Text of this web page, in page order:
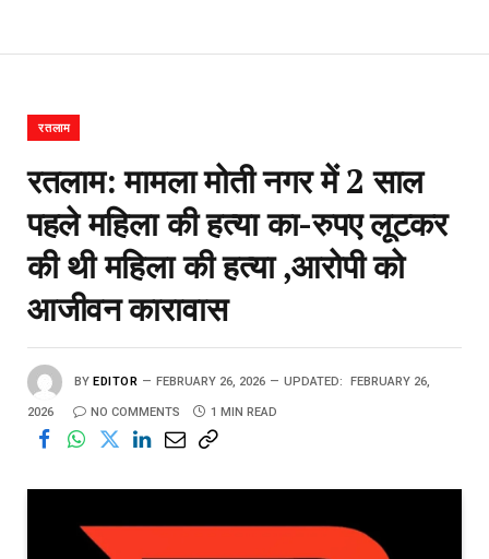
रतलाम
रतलाम: मामला मोती नगर में 2 साल
पहले महिला की हत्या का-रुपए लूटकर
की थी महिला की हत्या ,आरोपी को
आजीवन कारावास
BY EDITOR FEBRUARY 26, 2026 UPDATED: FEBRUARY 26,
2026 NO COMMENTS 1 MIN READ